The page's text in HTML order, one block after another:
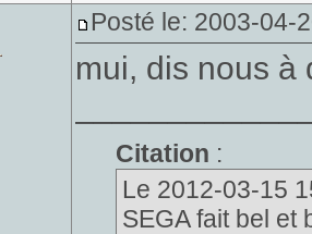
Posté le: 2003-04-
mui, dis nous à
Citation :
Le 2012-03-15
SEGA fait bel et